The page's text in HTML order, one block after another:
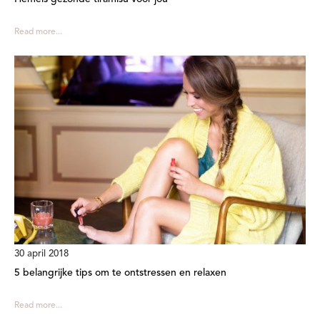
Read more...
30 april 2018
5 belangrijke tips om te ontstressen en relaxen
Read more...